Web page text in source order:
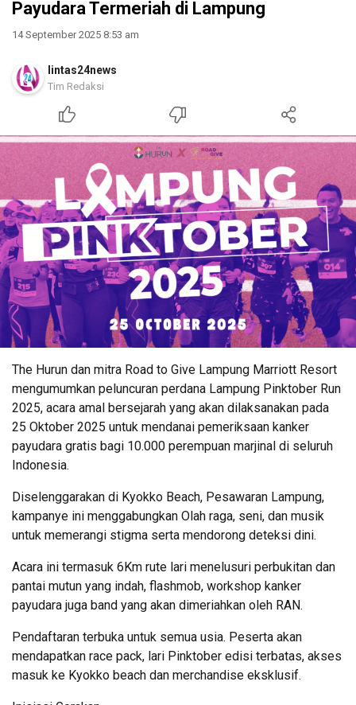
Payudara Termeriah di Lampung
14 September 2025 8:53 am
lintas24news
Tim Redaksi
The Hurun dan mitra Road to Give Lampung Marriott Resort
mengumumkan peluncuran perdana Lampung Pinktober Run
2025, acara amal bersejarah yang akan dilaksanakan pada
25 Oktober 2025 untuk mendanai pemeriksaan kanker
payudara gratis bagi 10.000 perempuan marjinal di seluruh
Indonesia.
Diselenggarakan di Kyokko Beach, Pesawaran Lampung,
kampanye ini menggabungkan Olah raga, seni, dan musik
untuk memerangi stigma serta mendorong deteksi dini.
Acara ini termasuk 6Km rute lari menelusuri perbukitan dan
pantai mutun yang indah, flashmob, workshop kanker
payudara juga band yang akan dimeriahkan oleh RAN.
Pendaftaran terbuka untuk semua usia. Peserta akan
mendapatkan race pack, lari Pinktober edisi terbatas, akses
masuk ke Kyokko beach dan merchandise eksklusif.